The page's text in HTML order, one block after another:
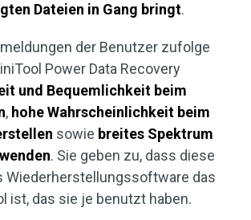
Dateien in Gang bringt.
der Benutzer zufolge
Power Data Recovery
und Bequemlichkeit beim
, hohe Wahrscheinlichkeit beim
sowie breites Spektrum
. Sie geben zu, dass diese
Wiederherstellungssoftware das
ist, das sie je benutzt haben.